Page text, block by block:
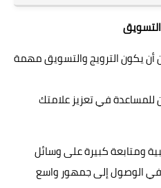
يكون الترويج والتسويق مهمة
للمساعدة في تعزيز علامتك
ومتابعة كبيرة على وسائل
في الوصول إلى جمهور واسع